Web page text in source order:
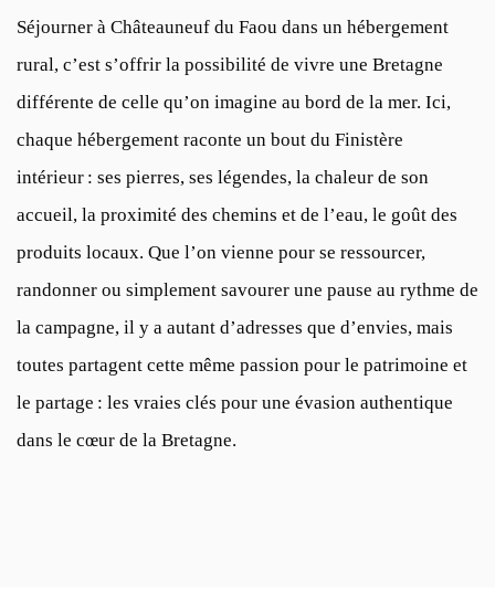
Séjourner à Châteauneuf du Faou dans un hébergement
rural, c’est s’offrir la possibilité de vivre une Bretagne
différente de celle qu’on imagine au bord de la mer. Ici,
chaque hébergement raconte un bout du Finistère
intérieur : ses pierres, ses légendes, la chaleur de son
accueil, la proximité des chemins et de l’eau, le goût des
produits locaux. Que l’on vienne pour se ressourcer,
randonner ou simplement savourer une pause au rythme de
la campagne, il y a autant d’adresses que d’envies, mais
toutes partagent cette même passion pour le patrimoine et
le partage : les vraies clés pour une évasion authentique
dans le cœur de la Bretagne.